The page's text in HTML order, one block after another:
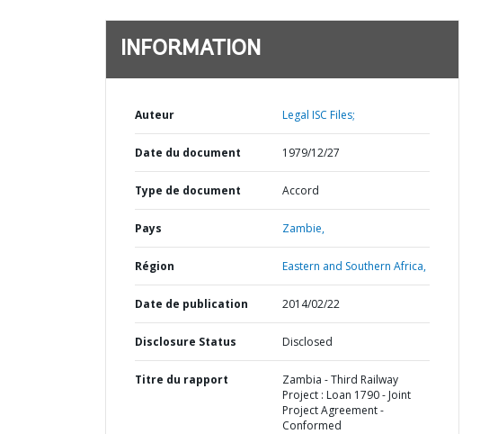
INFORMATION
Auteur Legal ISC Files;
Date du document 1979/12/27
Type de document Accord
Pays Zambie,
Région Eastern and Southern Africa,
Date de publication 2014/02/22
Disclosure Status Disclosed
Titre du rapport
Zambia - Third Railway
Project : Loan 1790 - Joint
Project Agreement -
Conformed